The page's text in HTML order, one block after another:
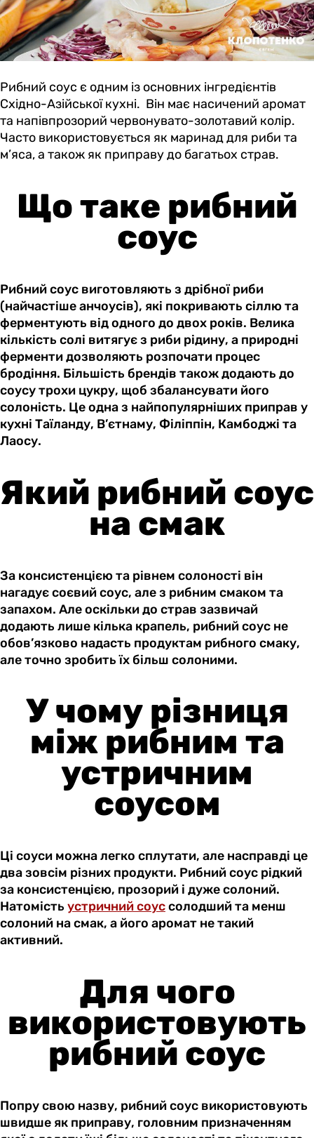
Рибний соус є одним із основних інгредієнтів
Східно-Азійської кухні. Він має насичений аромат
та напівпрозорий червонувато-золотавий колір.
Часто використовується як маринад для риби та
м’яса, а також як приправу до багатьох страв.
Що таке рибний
соус
Рибний соус виготовляють з дрібної риби
(найчастіше анчоусів), які покривають сіллю та
ферментують від одного до двох років. Велика
кількість солі витягує з риби рідину, а природні
ферменти дозволяють розпочати процес
бродіння. Більшість брендів також додають до
соусу трохи цукру, щоб збалансувати його
солоність. Це одна з найпопулярніших приправ у
кухні Таїланду, В’єтнаму, Філіппін, Камбоджі та
Лаосу.
Який рибний соус
на смак
За консистенцією та рівнем солоності він
нагадує соєвий соус, але з рибним смаком та
запахом. Але оскільки до страв зазвичай
додають лише кілька крапель, рибний соус не
обов’язково надасть продуктам рибного смаку,
але точно зробить їх більш солоними.
У чому різниця
між рибним та
устричним
соусом
Ці соуси можна легко сплутати, але насправді це
два зовсім різних продукти. Рибний соус рідкий
за консистенцією, прозорий і дуже солоний.
Натомість устричний соуссолодший та менш
солоний на смак, а його аромат не такий
активний.
Для чого
використовують
рибний соус
Попру свою назву, рибний соус використовують
швидше як приправу, головним призначенням